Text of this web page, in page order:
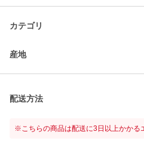
カテゴリ
産地
配送方法
※こちらの商品は配送に3日以上かかる